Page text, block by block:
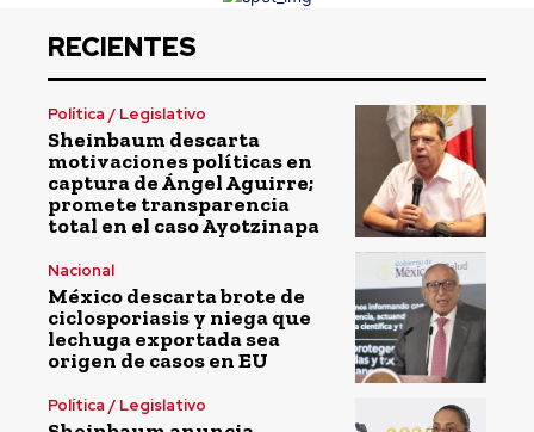
RECIENTES
Política / Legislativo
Sheinbaum descarta
motivaciones políticas en
captura de Ángel Aguirre;
promete transparencia
total en el caso Ayotzinapa
Nacional
México descarta brote de
ciclosporiasis y niega que
lechuga exportada sea
origen de casos en EU
Política / Legislativo